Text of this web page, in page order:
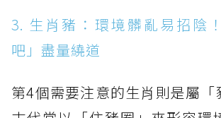
3. 生肖豬：環境髒亂易招陰
吧」盡量繞道
第4個需要注意的生肖則是屬「